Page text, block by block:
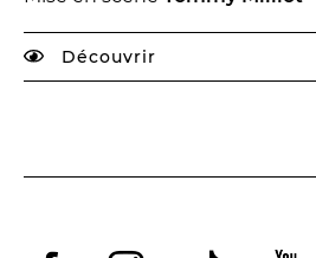
Découvrir